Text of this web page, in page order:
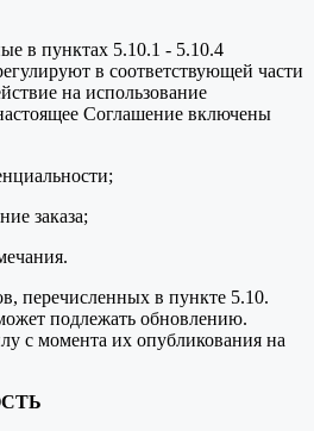
в пунктах 5.10.1 - 5.10.4
в соответствующей части
на использование
Соглашение включены
заказа;
перечисленных в пункте 5.10.
подлежать обновлению.
с момента их опубликования на